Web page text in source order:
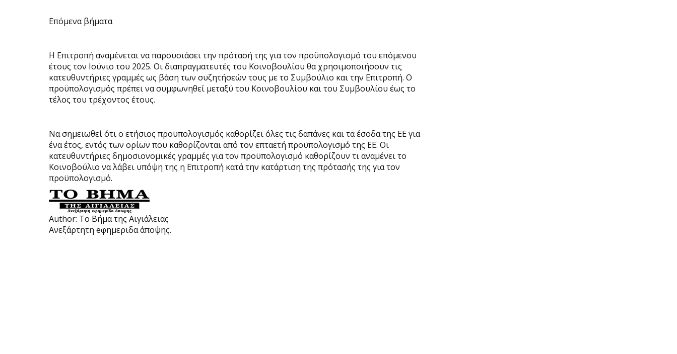
Επόμενα βήματα
Η Επιτροπή αναμένεται να παρουσιάσει την πρότασή της για τον προϋπολογισμό του επόμενου
έτους τον Ιούνιο του 2025. Οι διαπραγματευτές του Κοινοβουλίου θα χρησιμοποιήσουν τις
κατευθυντήριες γραμμές ως βάση των συζητήσεών τους με το Συμβούλιο και την Επιτροπή. Ο
προϋπολογισμός πρέπει να συμφωνηθεί μεταξύ του Κοινοβουλίου και του Συμβουλίου έως το
τέλος του τρέχοντος έτους.
Να σημειωθεί ότι ο ετήσιος προϋπολογισμός καθορίζει όλες τις δαπάνες και τα έσοδα της ΕΕ για
ένα έτος, εντός των ορίων που καθορίζονται από τον επταετή προϋπολογισμό της ΕΕ. Οι
κατευθυντήριες δημοσιονομικές γραμμές για τον προϋπολογισμό καθορίζουν τι αναμένει το
Κοινοβούλιο να λάβει υπόψη της η Επιτροπή κατά την κατάρτιση της πρότασής της για τον
προϋπολογισμό.
Author: Το Βήμα της Αιγιάλειας
Ανεξάρτητη eφημεριδα άποψης.